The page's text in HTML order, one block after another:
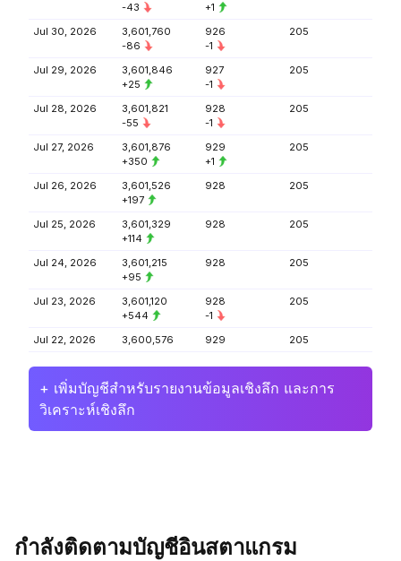
-43
+1
Jul 30, 2026
3,601,760
-86
926
-1
205
Jul 29, 2026
3,601,846
+25
927
-1
205
Jul 28, 2026
3,601,821
-55
928
-1
205
Jul 27, 2026
3,601,876
+350
929
+1
205
Jul 26, 2026
3,601,526
+197
928 205
Jul 25, 2026
3,601,329
+114
928 205
Jul 24, 2026
3,601,215
+95
928 205
Jul 23, 2026
3,601,120
+544
928
-1
205
Jul 22, 2026 3,600,576 929 205
+ เพิ่มบัญชีสำหรับรายงานข้อมูลเชิงลึก และการ
วิเคราะห์เชิงลึก
กำลังติดตามบัญชีอินสตาแกรม